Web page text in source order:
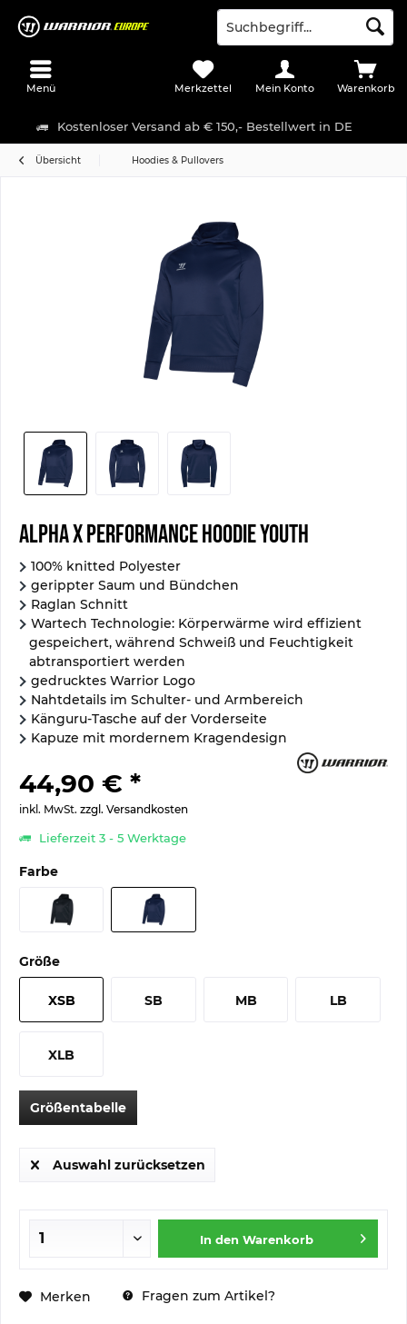
Kostenloser Versand ab € 150,- Bestellwert in DE
Menü Warenkorb
Merkzettel Mein Konto
Übersicht Hoodies & Pullovers
Alpha X Performance Hoodie Youth
100% knitted Polyester
gerippter Saum und Bündchen
Raglan Schnitt
Wartech Technologie: Körperwärme wird effizient
gespeichert, während Schweiß und Feuchtigkeit
abtransportiert werden
gedrucktes Warrior Logo
Nahtdetails im Schulter- und Armbereich
Känguru-Tasche auf der Vorderseite
Kapuze mit mordernem Kragendesign
44,90 € *
inkl. MwSt. zzgl. Versandkosten
Lieferzeit 3 - 5 Werktage
Farbe
Größe
XSB SB MB LB
XLB
Größentabelle
Auswahl zurücksetzen
In den Warenkorb
Merken Fragen zum Artikel?